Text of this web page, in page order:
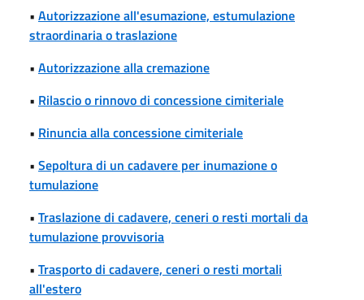
• Autorizzazione all'esumazione, estumulazione
straordinaria o traslazione
• Autorizzazione alla cremazione
• Rilascio o rinnovo di concessione cimiteriale
• Rinuncia alla concessione cimiteriale
• Sepoltura di un cadavere per inumazione o
tumulazione
• Traslazione di cadavere, ceneri o resti mortali da
tumulazione provvisoria
• Trasporto di cadavere, ceneri o resti mortali
all'estero